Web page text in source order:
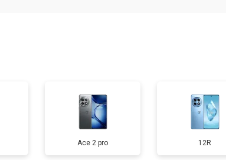
от 60 мин от 1400 ₽
от 60 мин от 2700 ₽
Ace 2 pro 12R